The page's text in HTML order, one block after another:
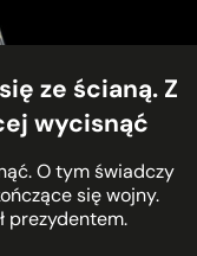
ze ścianą. Z
wycisnąć
O tym świadczy
się wojny.
prezydentem.